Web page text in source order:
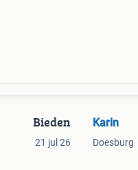
Bieden
21 jul 26
Karin
Doesburg